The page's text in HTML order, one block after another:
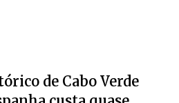
de Cabo Verde